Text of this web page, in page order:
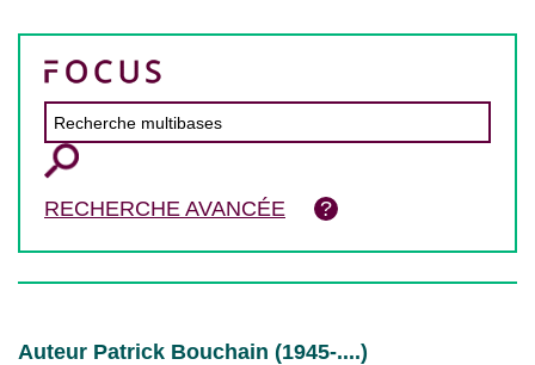
RECHERCHE AVANCÉE
Auteur Patrick Bouchain (1945-....)